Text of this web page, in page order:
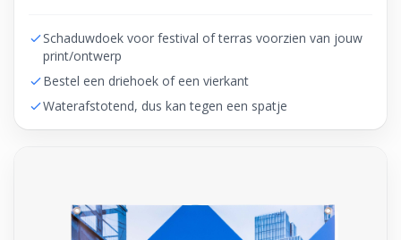
Schaduwdoek voor festival of terras voorzien van jouw
print/ontwerp
Bestel een driehoek of een vierkant
Waterafstotend, dus kan tegen een spatje